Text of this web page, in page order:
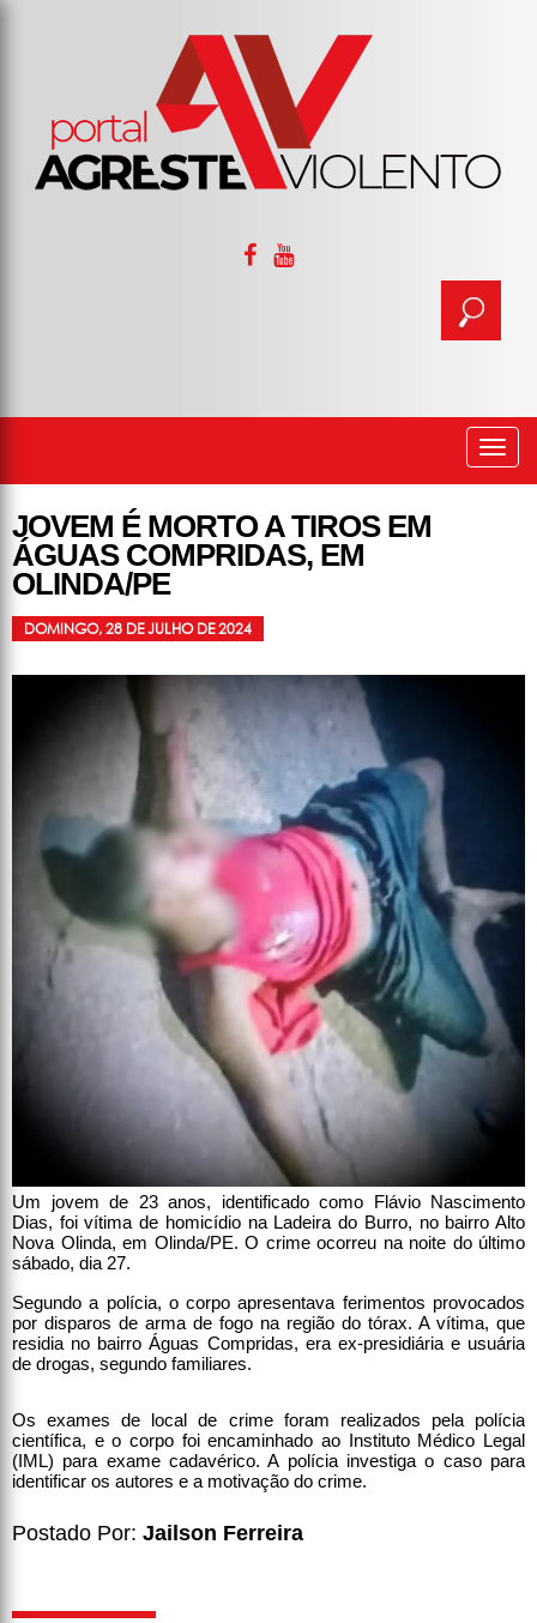
JOVEM É MORTO A TIROS EM
ÁGUAS COMPRIDAS, EM
OLINDA/PE
DOMINGO, 28 DE JULHO DE 2024
Um jovem de 23 anos, identificado como Flávio Nascimento
Dias, foi vítima de homicídio na Ladeira do Burro, no bairro Alto
Nova Olinda, em Olinda/PE. O crime ocorreu na noite do último
sábado, dia 27.
Segundo a polícia, o corpo apresentava ferimentos provocados
por disparos de arma de fogo na região do tórax. A vítima, que
residia no bairro Águas Compridas, era ex-presidiária e usuária
de drogas, segundo familiares.
Os exames de local de crime foram realizados pela polícia
científica, e o corpo foi encaminhado ao Instituto Médico Legal
(IML) para exame cadavérico. A polícia investiga o caso para
identificar os autores e a motivação do crime.
Postado Por: Jailson Ferreira